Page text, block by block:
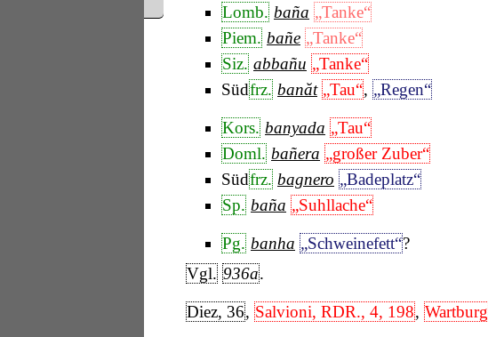
Lomb. baña „Tanke“
Piem. bañe „Tanke“
Siz. abbañu „Tanke“
Südfrz. banăt „Tau“, „Regen“
Kors. banyada „Tau“
Doml. bañera „großer Zuber“
Südfrz. bagnero „Badeplatz“
Sp. baña „Suhllache“
Pg. banha „Schweinefett“?
Vgl. 936a.
Diez, 36, Salvioni, RDR., 4, 198, Wartburg